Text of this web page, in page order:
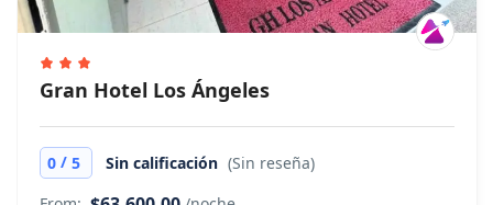
Gran Hotel Los Ángeles
0 / 5 Sin calificación (Sin reseña)